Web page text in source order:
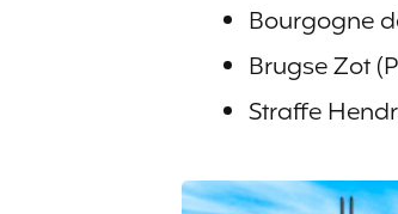
Bourgogne
Brugse Zot
Straffe